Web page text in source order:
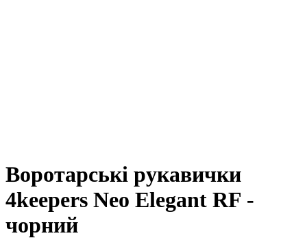
Воротарські рукавички
4keepers Neo Elegant RF -
чорний